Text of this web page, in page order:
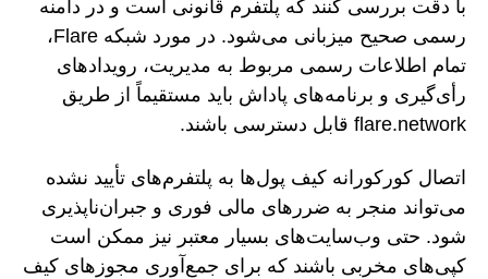
با دقت بررسی کنند که پلتفرم قانونی است و در دامنه
رسمی صحیح میزبانی می‌شود. در مورد شبکه Flare،
تمام اطلاعات رسمی مربوط به مدیریت، رویدادهای
رأی‌گیری و برنامه‌های پاداش باید مستقیماً از طریق
flare.network قابل دسترسی باشند.
اتصال کورکورانه کیف پول‌ها به پلتفرم‌های تأیید نشده
می‌تواند منجر به ضررهای مالی فوری و جبران‌ناپذیری
شود. حتی وب‌سایت‌های بسیار معتبر نیز ممکن است
کپی‌های مخربی باشند که برای جمع‌آوری مجوزهای کیف